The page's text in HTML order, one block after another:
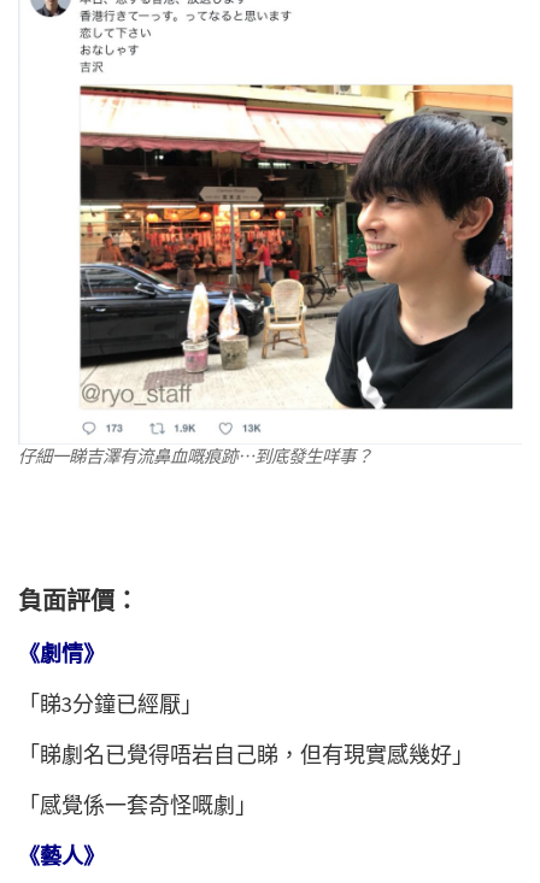
仔細一睇吉澤有流鼻血嘅痕跡⋯到底發生咩事？
負面評價：
《劇情》
「睇3分鐘已經厭」
「睇劇名已覺得唔岩自己睇，但有現實感幾好」
「感覺係一套奇怪嘅劇」
《藝人》